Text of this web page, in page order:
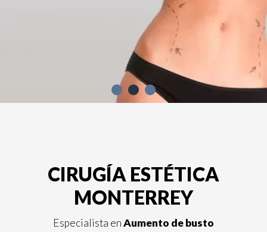
CIRUGÍA ESTÉTICA
MONTERREY
Especialista enAumento de busto